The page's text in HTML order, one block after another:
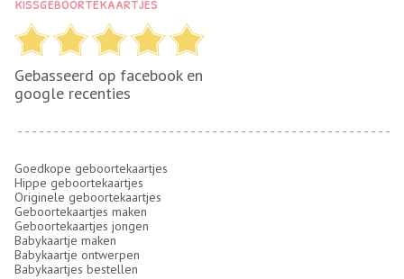
Gebasseerd op facebook en
google recenties
Goedkope geboortekaartjes
Hippe geboortekaartjes
Originele geboortekaartjes
Geboortekaartjes maken
Geboortekaartjes jongen
Babykaartje maken
Babykaartje ontwerpen
Babykaartjes bestellen